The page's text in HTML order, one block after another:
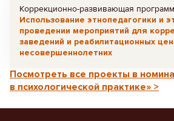
Коррекционно-развивающая
Использование этнопедагогики и
проведении мероприятий для
заведений и реабилитационных
несовершеннолетних
Посмотреть все проекты в
в психологической практике» >